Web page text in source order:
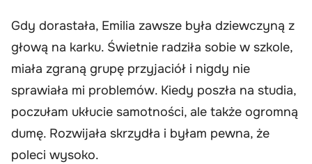
Gdy dorastała, Emilia zawsze była dziewczyną z
głową na karku. Świetnie radziła sobie w szkole,
miała zgraną grupę przyjaciół i nigdy nie
sprawiała mi problemów. Kiedy poszła na studia,
poczułam ukłucie samotności, ale także ogromną
dumę. Rozwijała skrzydła i byłam pewna, że
poleci wysoko.